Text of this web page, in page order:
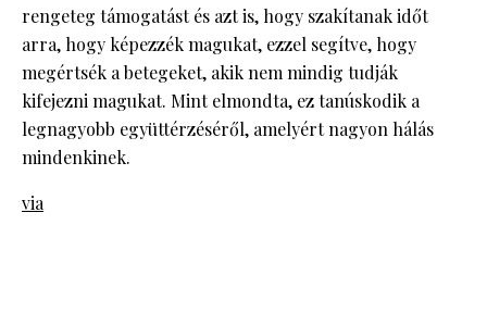
rengeteg támogatást és azt is, hogy szakítanak időt
arra, hogy képezzék magukat, ezzel segítve, hogy
megértsék a betegeket, akik nem mindig tudják
kifejezni magukat. Mint elmondta, ez tanúskodik a
legnagyobb együttérzéséről, amelyért nagyon hálás
mindenkinek.
via